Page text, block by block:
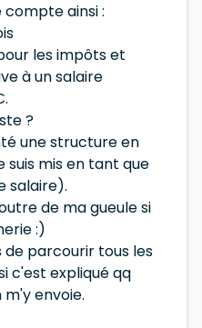
compte ainsi :
les impôts et
à un salaire
?
une structure en
suis mis en tant que
salaire).
de ma gueule si
:)
de parcourir tous les
c'est expliqué qq
envoie.